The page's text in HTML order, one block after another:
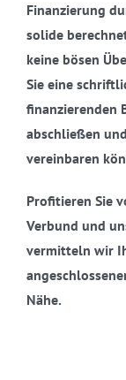
Finanzierung
solide
keine bösen
Sie eine
finanzierenden
abschließen
vereinbaren
Profitieren Sie
Verbund und
vermitteln wir
Nähe.